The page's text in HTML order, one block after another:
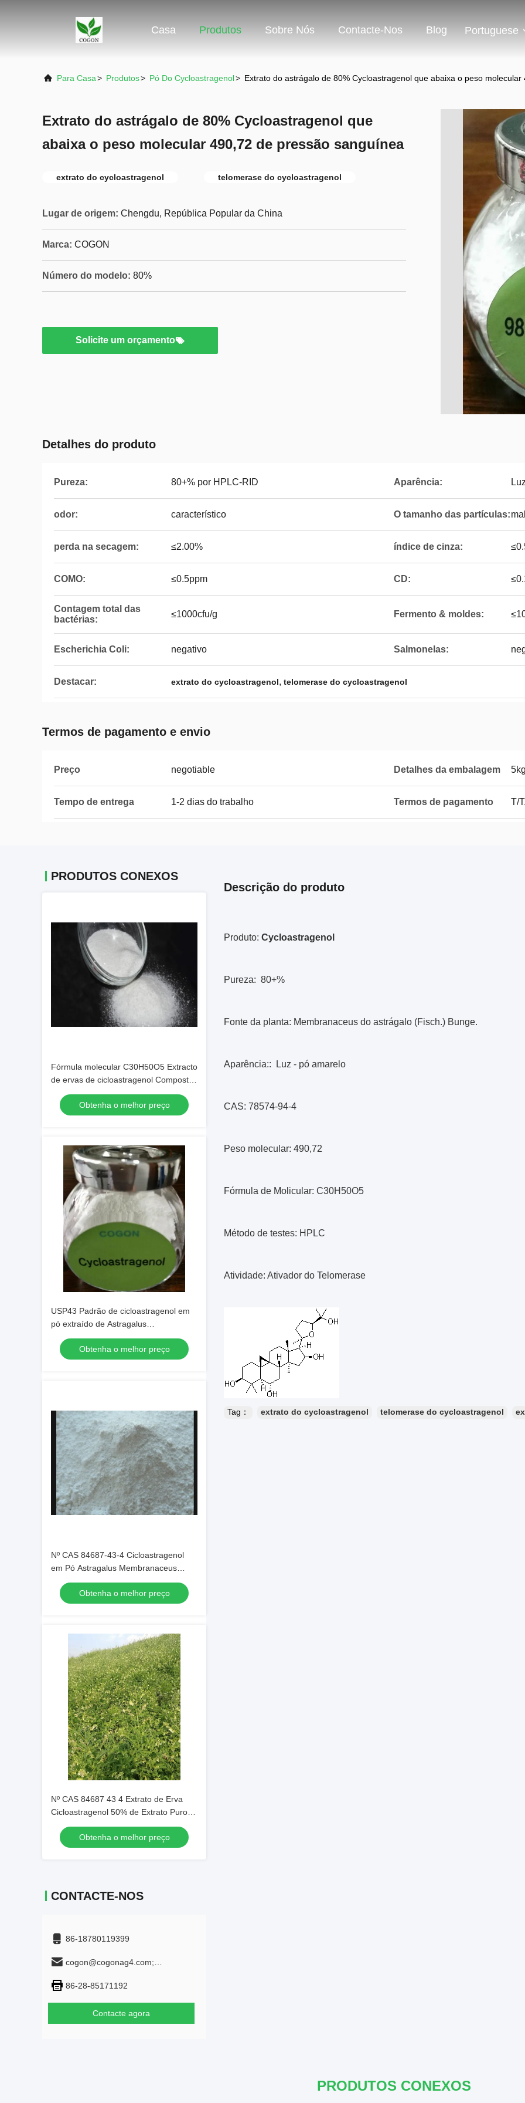
Casa Produtos Sobre Nós Contacte-Nos Blog Portuguese
Para Casa> Produtos> Pó Do Cycloastragenol> Extrato do astrágalo de 80% Cycloastragenol que abaixa o peso
Extrato do astrágalo de 80% Cycloastragenol que
abaixa o peso molecular 490,72 de pressão sanguínea
extrato do cycloastragenol telomerase do cycloastragenol
Lugar de origem: Chengdu, República Popular da China
Marca: COGON
Número do modelo: 80%
Solicite um orçamento
Detalhes do produto
Pureza: 80+% por HPLC-RID Aparência:
odor: característico O tamanho das partículas:
perda na secagem: ≤2.00% índice de cinza:
COMO: ≤0.5ppm CD:
Contagem total das
bactérias:
≤1000cfu/g Fermento & moldes:
Escherichia Coli: negativo Salmonelas:
Destacar: extrato do cycloastragenol, telomerase do cycloastragenol
Termos de pagamento e envio
Preço negotiable Detalhes da embalagem
Tempo de entrega 1-2 dias do trabalho Termos de pagamento T/
PRODUTOS CONEXOS
Fórmula molecular C30H50O5 Extracto
de ervas de cicloastragenol Composto
natural para longevidade
Antienvelhecimento e reparação
celular
Obtenha o melhor preço
USP43 Padrão de cicloastragenol em
pó extraído de Astragalus
Membranaceus Cas n.o 84687-43-4
Matéria-prima para aplicações
farmacêuticas
Obtenha o melhor preço
Nº CAS 84687-43-4 Cicloastragenol
em Pó Astragalus Membranaceus
Fisch Bge Peso Molecular 49072
composto natural para estudos
científicos
Obtenha o melhor preço
Nº CAS 84687 43 4 Extrato de Erva
Cicloastragenol 50% de Extrato Puro
Adequado para Produtos de Cuidados
com a Pele e Longevidade
Obtenha o melhor preço
CONTACTE-NOS
86-18780119399
cogon@cogonag4.com;
86-28-85171192
Contacte agora
Descrição do produto
Produto: Cycloastragenol
Pureza: 80+%
Fonte da planta: Membranaceus do astrágalo (Fisch.) Bunge.
Aparência:: Luz - pó amarelo
CAS: 78574-94-4
Peso molecular: 490,72
Fórmula de Molicular: C30H50O5
Método de testes: HPLC
Atividade: Ativador do Telomerase
Tag： extrato do cycloastragenol telomerase do cycloastragenol
PRODUTOS CONEXOS